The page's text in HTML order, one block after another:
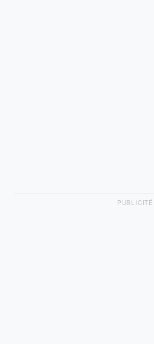
PUBLICITÉ